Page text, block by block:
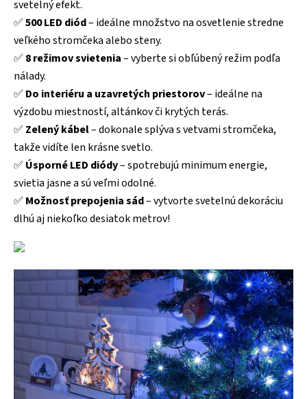
svetelný efekt.
✅500 LED diód– ideálne množstvo na osvetlenie stredne
veľkého stromčeka alebo steny.
✅ 8 režimov svietenia– vyberte si obľúbený režim podľa
nálady.
✅ Do interiéru a uzavretých priestorov– ideálne na
výzdobu miestností, altánkov či krytých terás.
✅ Zelený kábel– dokonale splýva s vetvami stromčeka,
takže vidíte len krásne svetlo.
✅ Úsporné LED diódy– spotrebujú minimum energie,
svietia jasne a sú veľmi odolné.
✅ Možnosť prepojenia sád– vytvorte svetelnú dekoráciu
dlhú aj niekoľko desiatok metrov!